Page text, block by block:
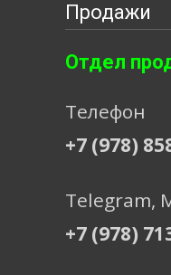
Продажи
Отдел
Телефон
+7 (978)
Telegram,
+7 (978)